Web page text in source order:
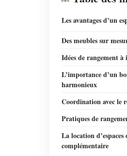
Les avantages d’un
Des meubles sur
Idées de rangement
L’importance d’un
harmonieux
Coordination avec le
Pratiques de
La location
complémentaire